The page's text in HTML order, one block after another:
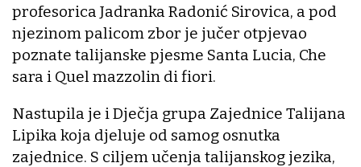
profesorica Jadranka Radonić Sirovica, a pod
njezinom palicom zbor je jučer otpjevao
poznate talijanske pjesme Santa Lucia, Che
sara i Quel mazzolin di fiori.
Nastupila je i Dječja grupa Zajednice Talijana
Lipika koja djeluje od samog osnutka
zajednice. S ciljem učenja talijanskog jezika,